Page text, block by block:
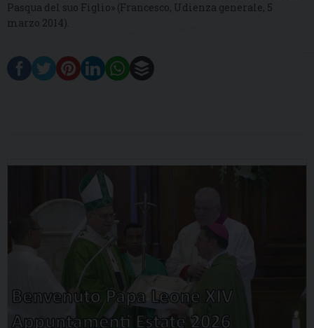
Pasqua del suo Figlio» (Francesco, Udienza generale, 5
marzo 2014).